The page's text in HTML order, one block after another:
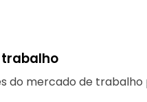
do mercado de